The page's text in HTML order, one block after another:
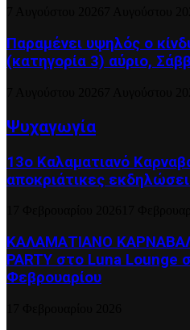
Παραμένει υψηλός ο
(κατηγορία 3) αύριο,
Ψυχαγωγία
13ο Καλαματιανό
αποκριάτικες
ΚΑΛΑΜΑΤΙΑΝΟ
PARTY στο Luna Lounge
Φεβρουαρίου